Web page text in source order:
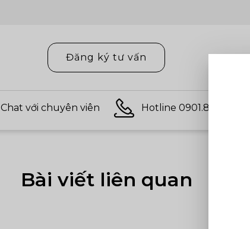
Đăng ký tư vấn
Chat với chuyên viên Hotline 0901.813.097
Bài viết liên quan